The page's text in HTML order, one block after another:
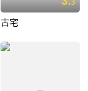
3
古宅